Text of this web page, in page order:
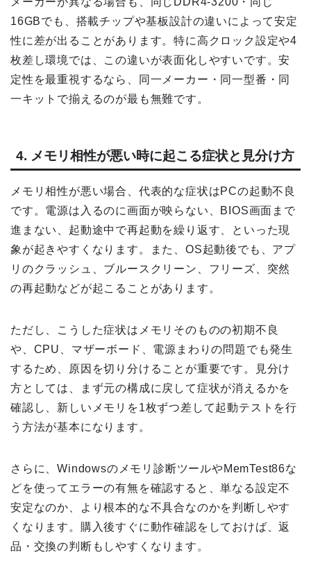
16GBでも、搭載チップや基板設計の違いによって安定
性に差が出ることがあります。特に高クロック設定や4
枚差し環境では、この違いが表面化しやすいです。安
定性を最重視するなら、同一メーカー・同一型番・同
一キットで揃えるのが最も無難です。
4. メモリ相性が悪い時に起こる症状と見分け方
メモリ相性が悪い場合、代表的な症状はPCの起動不良
です。電源は入るのに画面が映らない、BIOS画面まで
進まない、起動途中で再起動を繰り返す、といった現
象が起きやすくなります。また、OS起動後でも、アプ
リのクラッシュ、ブルースクリーン、フリーズ、突然
の再起動などが起こることがあります。
ただし、こうした症状はメモリそのものの初期不良
や、CPU、マザーボード、電源まわりの問題でも発生
するため、原因を切り分けることが重要です。見分け
方としては、まず元の構成に戻して症状が消えるかを
確認し、新しいメモリを1枚ずつ差して起動テストを行
う方法が基本になります。
さらに、Windowsのメモリ診断ツールやMemTest86な
どを使ってエラーの有無を確認すると、単なる設定不
安定なのか、より根本的な不具合なのかを判断しやす
くなります。購入後すぐに動作確認をしておけば、返
品・交換の判断もしやすくなります。